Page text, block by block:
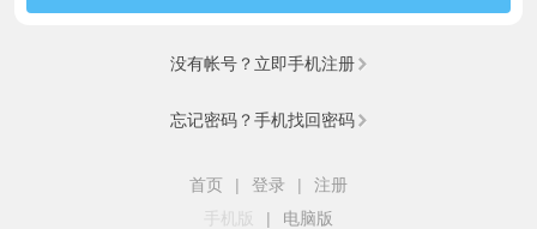
没有帐号？立即手机注册
忘记密码？手机找回密码
首页 | 登录 |
注册
手机版
| 电脑版